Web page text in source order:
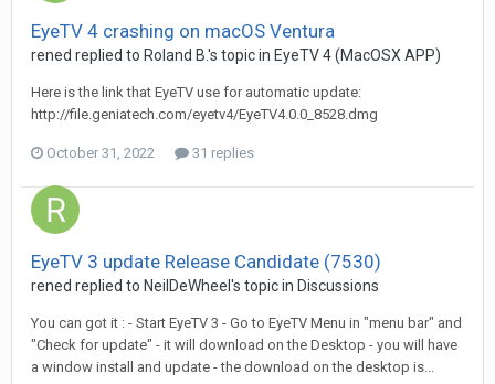
EyeTV 4 crashing on macOS Ventura
rened replied to Roland B.'s topic in EyeTV 4 (MacOSX APP)
Here is the link that EyeTV use for automatic update:
http://file.geniatech.com/eyetv4/EyeTV4.0.0_8528.dmg
October 31, 2022 31 replies
EyeTV 3 update Release Candidate (7530)
rened replied to NeilDeWheel 's topic in Discussions
You can got it : - Start EyeTV 3 - Go to EyeTV Menu in "menu bar" and
"Check for update" - it will download on the Desktop - you will have
a window install and update - the download on the desktop is...